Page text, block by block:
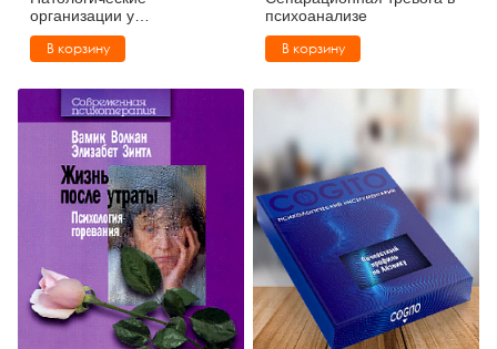
организации у
психотических,
невротических и
пограничных пациентов
В корзину
психоанализе
В корзину